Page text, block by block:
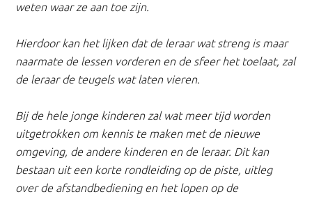
weten waar ze aan toe zijn.
Hierdoor kan het lijken dat de leraar wat streng is maar
naarmate de lessen vorderen en de sfeer het toelaat, zal
de leraar de teugels wat laten vieren.
Bij de hele jonge kinderen zal wat meer tijd worden
uitgetrokken om kennis te maken met de nieuwe
omgeving, de andere kinderen en de leraar. Dit kan
bestaan uit een korte rondleiding op de piste, uitleg
over de afstandbediening en het lopen op de